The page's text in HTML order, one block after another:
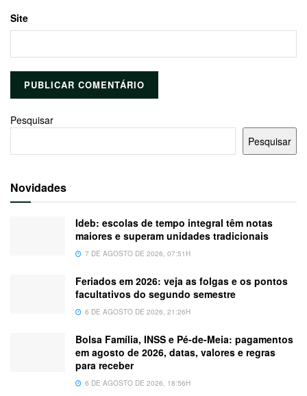
Site
Pesquisar
Pesquisar
Novidades
Ideb: escolas de tempo integral têm notas
maiores e superam unidades tradicionais
7 DE AGOSTO DE 2026, 07:51H
Feriados em 2026: veja as folgas e os pontos
facultativos do segundo semestre
6 DE AGOSTO DE 2026, 21:26H
Bolsa Família, INSS e Pé-de-Meia: pagamentos
em agosto de 2026, datas, valores e regras
para receber
6 DE AGOSTO DE 2026, 18:56H